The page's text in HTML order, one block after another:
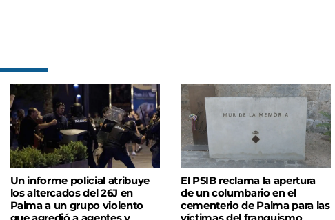
Un informe policial atribuye
los altercados del 26J en
Palma a un grupo violento
El PSIB reclama la apertura
de un columbario en el
cementerio de Palma para las